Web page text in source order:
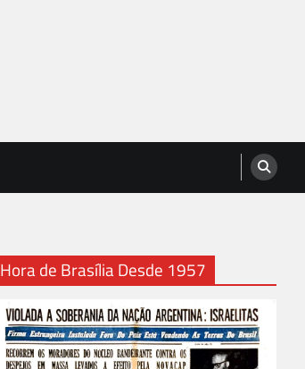
Hora de Brasília Desde 1957